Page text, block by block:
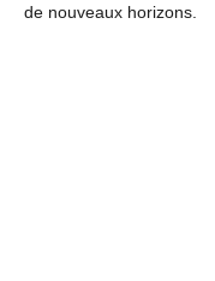
de nouveaux horizons.